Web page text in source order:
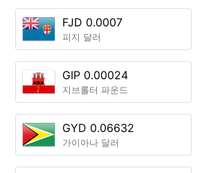
FJD 0.0007
피지 달러
GIP 0.00024
지브롤터 파운드
GYD 0.06632
가이아나 달러